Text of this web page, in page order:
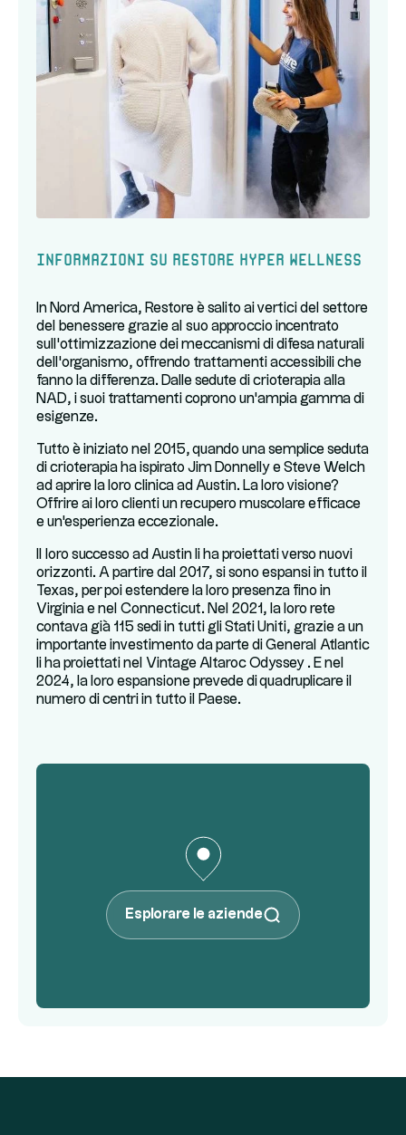
Informazioni su Restore Hyper Wellness
In Nord America, Restore è salito ai vertici del settore
del benessere grazie al suo approccio incentrato
sull'ottimizzazione dei meccanismi di difesa naturali
dell'organismo, offrendo trattamenti accessibili che
fanno la differenza. Dalle sedute di crioterapia alla
NAD, i suoi trattamenti coprono un'ampia gamma di
esigenze.
Tutto è iniziato nel 2015, quando una semplice seduta
di crioterapia ha ispirato Jim Donnelly e Steve Welch
ad aprire la loro clinica ad Austin. La loro visione?
Offrire ai loro clienti un recupero muscolare efficace
e un'esperienza eccezionale.
Il loro successo ad Austin li ha proiettati verso nuovi
orizzonti. A partire dal 2017, si sono espansi in tutto il
Texas, per poi estendere la loro presenza fino in
Virginia e nel Connecticut. Nel 2021, la loro rete
contava già 115 sedi in tutti gli Stati Uniti, grazie a un
importante investimento da parte di General Atlantic
li ha proiettati nel Vintage Altaroc Odyssey . E nel
2024, la loro espansione prevede di quadruplicare il
numero di centri in tutto il Paese.
Esplorare le aziende